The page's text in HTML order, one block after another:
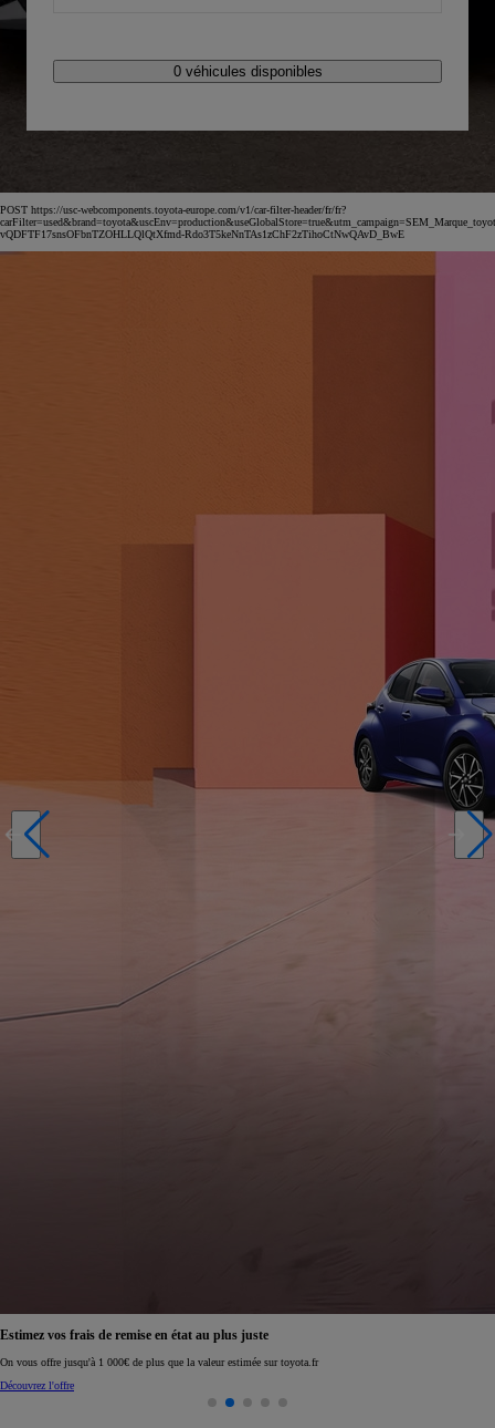
11177 véhicules disponibles
POST https://usc-webcomponents.toyota-europe.com/v1/car-filter-header/fr/fr?
vQDFTF17snsOFbnTZOHLLQlQtXfmd-Rdo3T5keNnTAs1zChF2zTihoCtNwQAvD_BwE
Réservez en ligne votre occasion pour 1€ seulement
Réservez en ligne